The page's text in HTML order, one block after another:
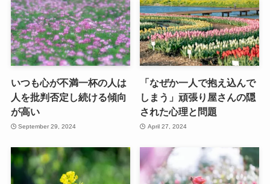
いつも心が不満一杯の人は
人を批判否定し続ける傾向
が高い
September 29, 2024
「なぜか一人で抱え込んで
しまう」頑張り屋さんの隠
された心理と問題
April 27, 2024